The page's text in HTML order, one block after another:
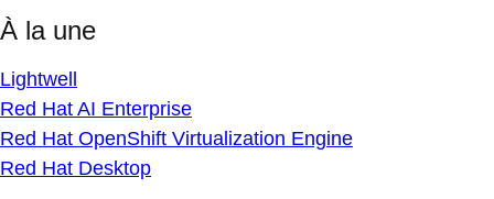
À la une
Lightwell
Red Hat AI Enterprise
Red Hat OpenShift Virtualization Engine
Red Hat Desktop